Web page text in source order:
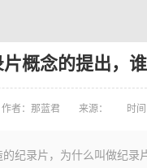
概念的提出，
作者：那蓝君 来源： 时
纪录片，为什么叫做纪录